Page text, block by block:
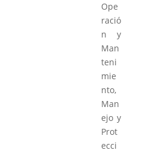
Ope
ració
n y
Man
teni
mie
nto,
Man
ejo y
Prot
ecci